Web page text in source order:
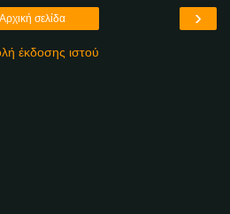
›
Αρχική σελίδα
έκδοσης ιστού